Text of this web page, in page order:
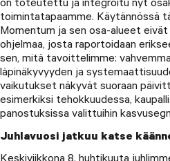
on toteutettu ja integroitu nyt
toimintatapaamme. Käytännössä
Momentum ja sen osa-alueet
ohjelmaa, josta raportoidaan
sen, mitä tavoittelimme:
läpinäkyvyyden ja
vaikutukset näkyvät suoraan
esimerkiksi tehokkuudessa,
panostuksissa valittuihin
Juhlavuosi jatkuu katse